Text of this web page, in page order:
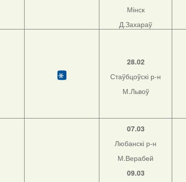
Мінск
Д.Захараў
28.02
Стаўбцоўскі р-н
М.Львоў
07.03
Любанскі р-н
М.Верабей
09.03